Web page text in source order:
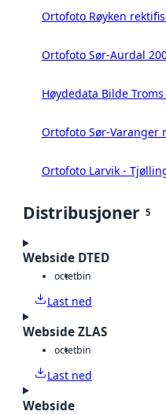
Ortofoto Røyken
Ortofoto Sør-Aurdal
Høydedata Bilde Troms
Ortofoto Sør-Varanger
Ortofoto Larvik -
Distribusjoner 5
Webside DTED
octetbin
Last ned
Webside ZLAS
octetbin
Last ned
Webside